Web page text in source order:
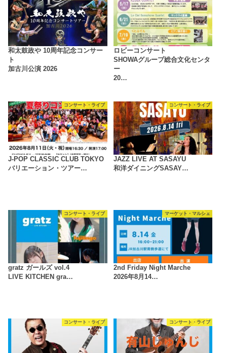
和太鼓政や 10周年記念コンサー
ト
加古川公演 2026
ロビーコンサート
SHOWAグループ総合文化センタ
ー
20…
コンサート・ライブ
J-POP CLASSIC CLUB TOKYO
バリエーション・ツアー…
コンサート・ライブ
JAZZ LIVE AT SASAYU
和洋ダイニングSASAY…
コンサート・ライブ
gratz ガールズ vol.4
LIVE KITCHEN gra…
マーケット・マルシェ
2nd Friday Night Marche
2026年8月14…
コンサート・ライブ コンサート・ライブ